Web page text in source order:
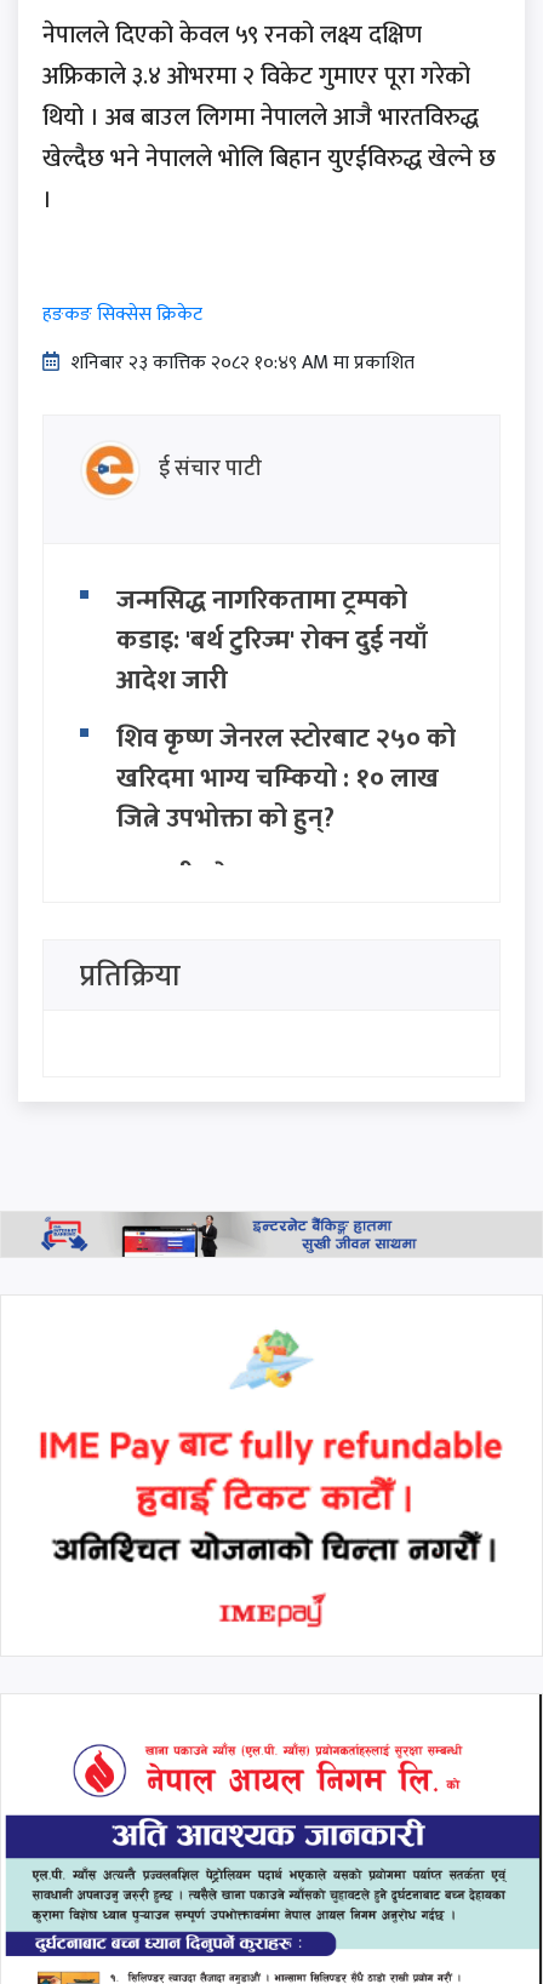
नेपालले दिएको केवल ५९ रनको लक्ष्य दक्षिण
अफ्रिकाले ३.४ ओभरमा २ विकेट गुमाएर पूरा गरेको
थियो । अब बाउल लिगमा नेपालले आजै भारतविरुद्ध
खेल्दैछ भने नेपालले भोलि बिहान युएईविरुद्ध खेल्ने छ
।
हङकङ सिक्सेस क्रिकेट
शनिबार २३ कात्तिक २०८२ १०:४९ AM मा प्रकाशित
ई संचार पाटी
जन्मसिद्ध नागरिकतामा ट्रम्पको
कडाइ: 'बर्थ टुरिज्म' रोक्न दुई नयाँ
आदेश जारी
शिव कृष्ण जेनरल स्टोरबाट २५० को
खरिदमा भाग्य चम्कियो : १० लाख
जित्ने उपभोक्ता को हुन्?
बागमती प्रदेश सरकार गठनमा
विचारविनाको पार्टी दिशाहीन
सीईओ पक्राउ नगर्न सर्वोच्चको
थप हेर्नुहोस
प्रतिक्रिया